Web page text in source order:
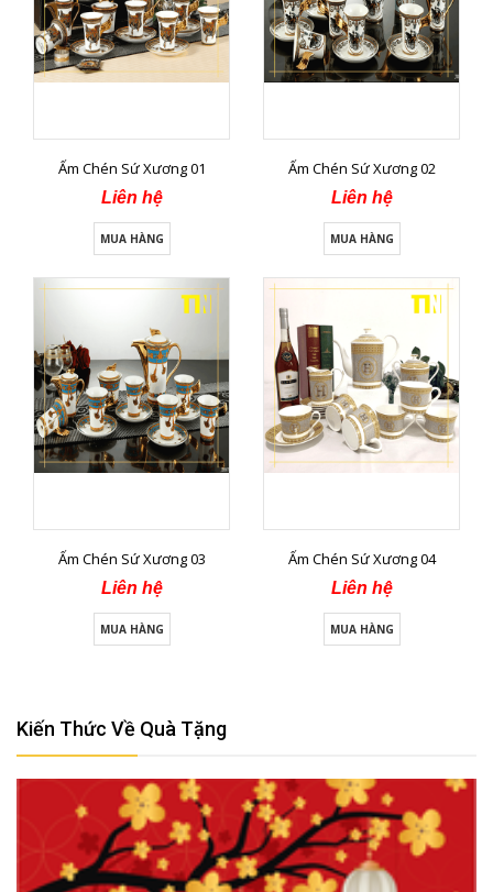
Ấm Chén Sứ Xương 01
Liên hệ
MUA HÀNG
Ấm Chén Sứ Xương 02
Liên hệ
MUA HÀNG
Ấm Chén Sứ Xương 03
Liên hệ
MUA HÀNG
Ấm Chén Sứ Xương 04
Liên hệ
MUA HÀNG
Kiến Thức Về Quà Tặng